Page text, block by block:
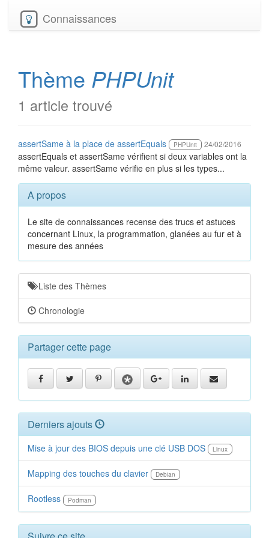
Connaissances
Thème PHPUnit
1 article trouvé
assertSame à la place de assertEquals PHPUnit 24/02/2016
assertEquals et assertSame vérifient si deux variables ont la
même valeur. assertSame vérifie en plus si les types...
A propos
Le site de connaissances recense des trucs et astuces
concernant Linux, la programmation, glanées au fur et à
mesure des années
Liste des Thèmes
Chronologie
Partager cette page
Derniers ajouts
Mise à jour des BIOS depuis une clé USB DOS Linux
Mapping des touches du clavier Debian
Rootless Podman